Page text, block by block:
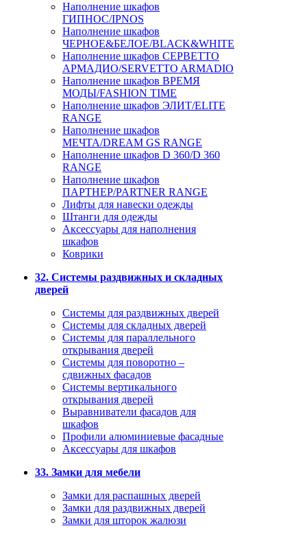
Наполнение шкафов
ГИПНОС/IPNOS
Наполнение шкафов
ЧЕРНОЕ&БЕЛОЕ/BLACK&WHITE
Наполнение шкафов СЕРВЕТТО
АРМАДИО/SERVETTO ARMADIO
Наполнение шкафов ВРЕМЯ
МОДЫ/FASHION TIME
Наполнение шкафов ЭЛИТ/ELITE
RANGE
Наполнение шкафов
МЕЧТА/DREAM GS RANGE
Наполнение шкафов D 360/D 360
RANGE
Наполнение шкафов
ПАРТНЕР/PARTNER RANGE
Лифты для навески одежды
Штанги для одежды
Аксессуары для наполнения
шкафов
Коврики
32. Системы раздвижных и складных
дверей
Системы для раздвижных дверей
Системы для складных дверей
Системы для параллельного
открывания дверей
Системы для поворотно –
сдвижных фасадов
Системы вертикального
открывания дверей
Выравниватели фасадов для
шкафов
Профили алюминиевые фасадные
Аксессуары для шкафов
33. Замки для мебели
Замки для распашных дверей
Замки для раздвижных дверей
Замки для шторок жалюзи